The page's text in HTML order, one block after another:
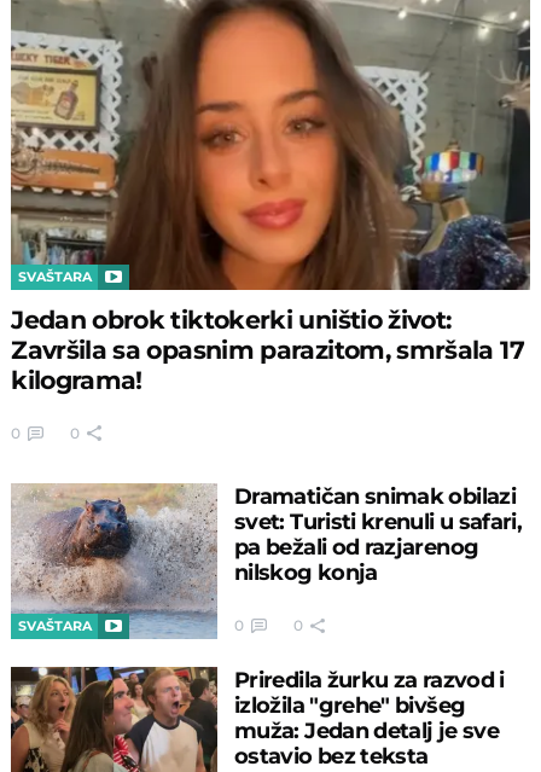
SVAŠTARA
Jedan obrok tiktokerki uništio život:
Završila sa opasnim parazitom, smršala 17
kilograma!
0 0
SVAŠTARA
Dramatičan snimak obilazi
svet: Turisti krenuli u safari,
pa bežali od razjarenog
nilskog konja
0 0
Priredila žurku za razvod i
izložila "grehe" bivšeg
muža: Jedan detalj je sve
ostavio bez teksta